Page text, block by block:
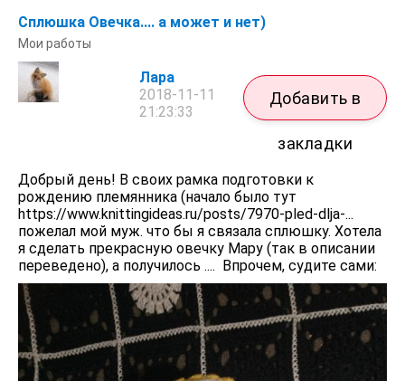
Сплюшка Овечка.... а может и нет)
Мои работы
Лара
2018-11-11
21:23:33
Добавить в
закладки
Добрый день! В своих рамка подготовки к
рождению племянника (начало было тут
https://www.knittingideas.ru/posts/7970-pled-dlja-...
пожелал мой муж. что бы я связала сплюшку. Хотела
я сделать прекрасную овечку Мару (так в описании
переведено), а получилось .... Впрочем, судите сами: